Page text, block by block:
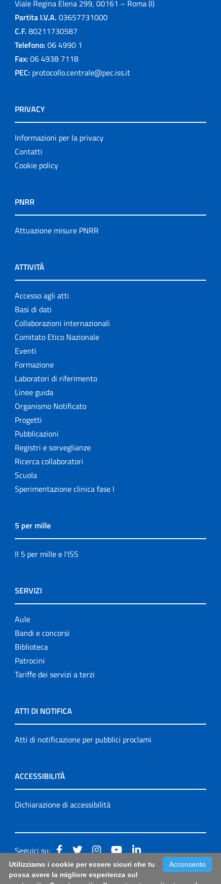
Viale Regina Elena 299, 00161 – Roma (I)
Partita I.V.A. 03657731000
C.F. 80211730587
Telefono: 06 4990 1
Fax: 06 4938 7118
PEC: protocollo.centrale@pec.iss.it
PRIVACY
Informazioni per la privacy
Contatti
Cookie policy
PNRR
Attuazione misure PNRR
ATTIVITÀ
Accesso agli atti
Basi di dati
Collaborazioni internazionali
Comitato Etico Nazionale
Eventi
Formazione
Laboratori di riferimento
Linee guida
Organismo Notificato
Progetti
Pubblicazioni
Registri e sorveglianze
Ricerca collaboratori
Scuola
Sperimentazione clinica fase I
5 per mille
Il 5 per mille e l'ISS
SERVIZI
Aule
Bandi e concorsi
Biblioteca
Patrocini
Tariffe dei servizi a terzi
ATTI DI NOTIFICA
Atti di notificazione per pubblici proclami
ACCESSIBILITÀ
Dichiarazione di accessibilità
Seguici su:
Accessibilità: form di segnalazione di prima istanza per
Acconsento
Utilizziamo i cookie per essere sicuri che tu
possa avere la migliore esperienza sul